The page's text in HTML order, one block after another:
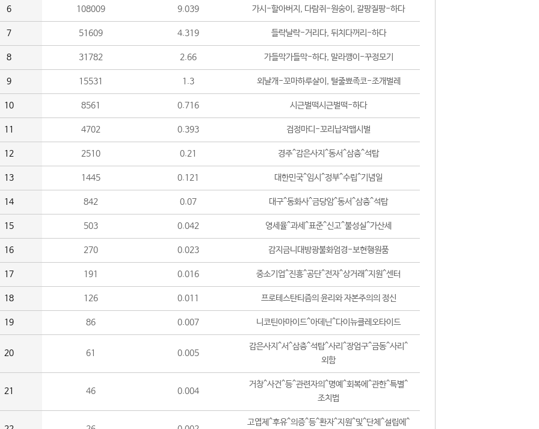
6 108009 9.039 가시-할아버지, 다람쥐-원숭이, 갈팡질팡-하다
7 51609 4.319 들락날락-거리다, 뒤치다꺼리-하다
8 31782 2.66 가들막가들막-하다, 말라깽이-꾸정모기
9 15531 1.3 외날개-꼬마하루살이, 털줄뾰족코-조개벌레
10 8561 0.716 시근벌떡시근벌떡-하다
11 4702 0.393 검정마디-꼬리납작맵시벌
12 2510 0.21 경주^감은사지^동서^삼층^석탑
13 1445 0.121 대한민국^임시^정부^수립^기념일
14 842 0.07 대구^동화사^금당암^동서^삼층^석탑
15 503 0.042 영세율^과세^표준^신고^불성실^가산세
16 270 0.023 감지금니대방광불화엄경-보현행원품
17 191 0.016 중소기업^진흥^공단^전자^상거래^지원^센터
18 126 0.011 프로테스탄티즘의 윤리와 자본주의의 정신
19 86 0.007 니코틴아마이드^아데닌^다이뉴클레오타이드
20 61 0.005
감은사지^서^삼층^석탑^사리^장엄구^금동^사리^
외함
21 46 0.004
거창^사건^등^관련자의^명예^회복에^관한^특별^
조치법
고엽제^후유^의증^등^환자^지원^및^단체^설립에^